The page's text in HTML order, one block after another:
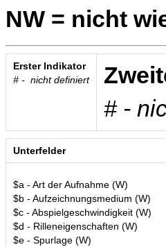
NW = nicht
Erster Indikator
# - nicht definiert
# -
Unterfelder
$a - Art der Aufnahme (W)
$b - Aufzeichnungsmedium (W)
$c - Abspielgeschwindigkeit (W)
$d - Rilleneigenschaften (W)
$e - Spurlage (W)